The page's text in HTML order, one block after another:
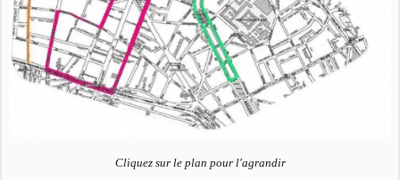
Cliquez sur le plan pour l'agrandir